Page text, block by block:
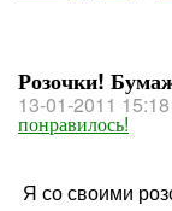
Розочки!
13-01-2011 15:18
понравилось!
Я со своими